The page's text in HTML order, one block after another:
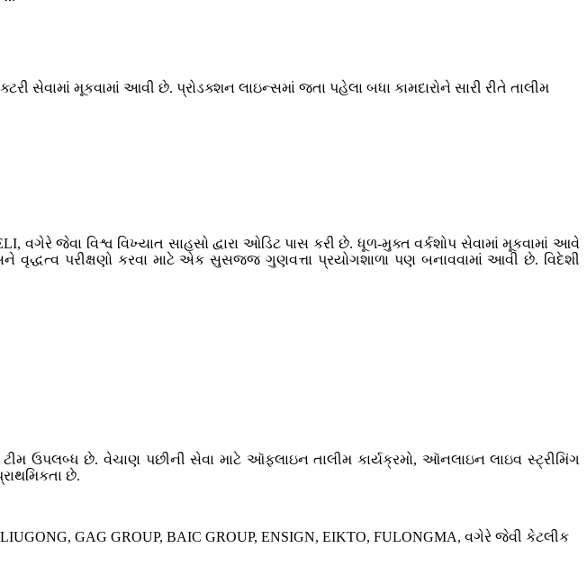
સેવામાં મૂકવામાં આવી છે. પ્રોડક્શન લાઇન્સમાં જતા પહેલા બધા કામદારોને સારી રીતે તાલીમ
વગેરે જેવા વિશ્વ વિખ્યાત સાહસો દ્વારા ઓડિટ પાસ કરી છે. ધૂળ-મુક્ત વર્કશોપ સેવામાં મૂકવામાં આવે
વૃદ્ધત્વ પરીક્ષણો કરવા માટે એક સુસજ્જ ગુણવત્તા પ્રયોગશાળા પણ બનાવવામાં આવી છે. વિદેશી
ઉપલબ્ધ છે. વેચાણ પછીની સેવા માટે ઑફલાઇન તાલીમ કાર્યક્રમો, ઑનલાઇન લાઇવ સ્ટ્રીમિંગ
છે.
GAG GROUP, BAIC GROUP, ENSIGN, EIKTO, FULONGMA, વગેરે જેવી કેટલીક